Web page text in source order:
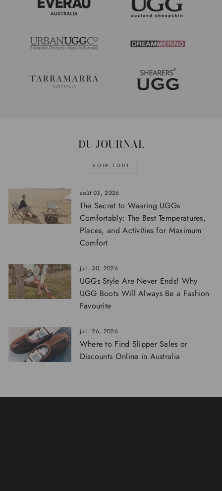
DU JOURNAL
VOIR TOUT
août 03, 2026
The Secret to Wearing UGGs
Comfortably: The Best Temperatures,
Places, and Activities for Maximum
Comfort
juil. 30, 2026
UGGs Style Are Never Ends! Why
UGG Boots Will Always Be a Fashion
Favourite
juil. 26, 2026
Where to Find Slipper Sales or
Discounts Online in Australia